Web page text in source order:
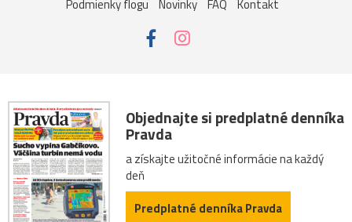
Podmienky flogu Novinky FAQ Kontakt
Objednajte si predplatné denníka
Pravda
a získajte užitočné informácie na každý
deň
Predplatné denníka Pravda